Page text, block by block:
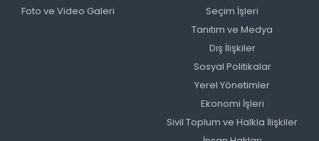
Foto ve Video Galeri
Seçim İşleri
Tanıtım ve Medya
Dış İlişkiler
Sosyal Politikalar
Yerel Yönetimler
Ekonomi İşleri
Sivil Toplum ve Halkla İlişkiler